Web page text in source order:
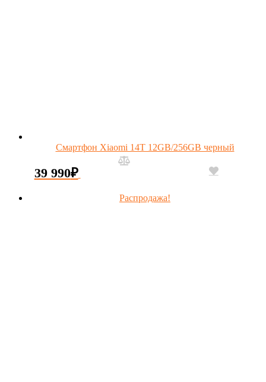
Смартфон Xiaomi 14T 12GB/256GB черный
39 990₽
Распродажа!